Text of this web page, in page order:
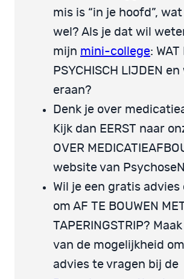
mis is “in je hoofd”,
wel? Als je dat wil
mijn mini-college: WAT
PSYCHISCH LIJDEN
eraan?
Denk je over
Kijk dan EERST naar
OVER
website van
Wil je een gratis advies
om AF TE BOUWEN
TAPERINGSTRIP?
van de mogelijkheid
advies te vragen bij de